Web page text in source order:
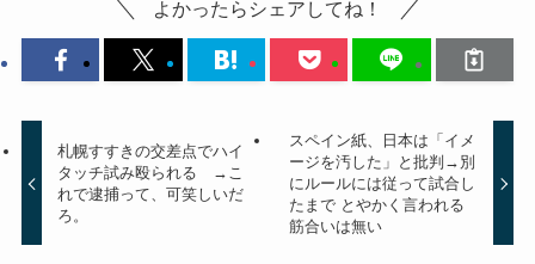
よかったらシェアしてね！
札幌すすきの交差点でハイ
タッチ試み殴られる →こ
れで逮捕って、可笑しいだ
ろ。
スペイン紙、日本は「イメ
ージを汚した」と批判→別
にルールには従って試合し
たまで とやかく言われる
筋合いは無い